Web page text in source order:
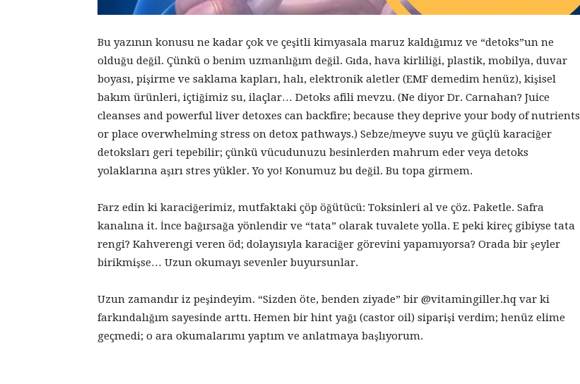
Bu yazının konusu ne kadar çok ve çeşitli kimyasala maruz kaldığımız ve “detoks”un ne
olduğu değil. Çünkü o benim uzmanlığım değil. Gıda, hava kirliliği, plastik, mobilya, duvar
boyası, pişirme ve saklama kapları, halı, elektronik aletler (EMF demedim henüz), kişisel
bakım ürünleri, içtiğimiz su, ilaçlar… Detoks afili mevzu. (Ne diyor Dr. Carnahan? Juice
cleanses and powerful liver detoxes can backfire; because they deprive your body of nutrients
or place overwhelming stress on detox pathways.) Sebze/meyve suyu ve güçlü karaciğer
detoksları geri tepebilir; çünkü vücudunuzu besinlerden mahrum eder veya detoks
yolaklarına aşırı stres yükler. Yo yo! Konumuz bu değil. Bu topa girmem.
Farz edin ki karaciğerimiz, mutfaktaki çöp öğütücü: Toksinleri al ve çöz. Paketle. Safra
kanalına it. İnce bağırsağa yönlendir ve “tata” olarak tuvalete yolla. E peki kireç gibiyse tata
rengi? Kahverengi veren öd; dolayısıyla karaciğer görevini yapamıyorsa? Orada bir şeyler
birikmişse… Uzun okumayı sevenler buyursunlar.
Uzun zamandır iz peşindeyim. “Sizden öte, benden ziyade” bir @vitamingiller.hq var ki
farkındalığım sayesinde arttı. Hemen bir hint yağı (castor oil) siparişi verdim; henüz elime
geçmedi; o ara okumalarımı yaptım ve anlatmaya başlıyorum.